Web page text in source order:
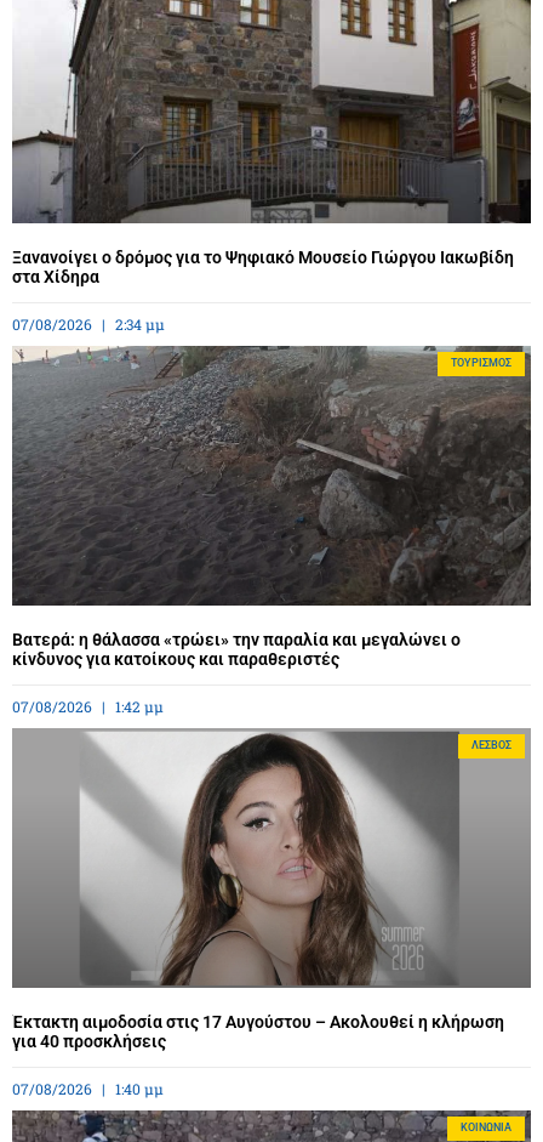
Ξανανοίγει ο δρόμος για το Ψηφιακό Μουσείο Γιώργου Ιακωβίδη
στα Χίδηρα
07/08/2026 2:34 μμ
ΤΟΥΡΙΣΜΌΣ
Βατερά: η θάλασσα «τρώει» την παραλία και μεγαλώνει ο
κίνδυνος για κατοίκους και παραθεριστές
07/08/2026 1:42 μμ
ΛΈΣΒΟΣ
Έκτακτη αιμοδοσία στις 17 Αυγούστου – Ακολουθεί η κλήρωση
για 40 προσκλήσεις
07/08/2026 1:40 μμ
ΚΟΙΝΩΝΊΑ